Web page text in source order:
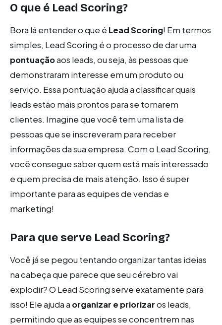
O que é Lead Scoring?
Bora lá entender o que é Lead Scoring! Em termos
simples, Lead Scoring é o processo de dar uma
pontuaçãoaos leads, ou seja, às pessoas que
demonstraram interesse em um produto ou
serviço. Essa pontuação ajuda a classificar quais
leads estão mais prontos para se tornarem
clientes. Imagine que você tem uma lista de
pessoas que se inscreveram para receber
informações da sua empresa. Com o Lead Scoring,
você consegue saber quem está mais interessado
e quem precisa de mais atenção. Isso é super
importante para as equipes de vendas e
marketing!
Para que serve Lead Scoring?
Você já se pegou tentando organizar tantas ideias
na cabeça que parece que seu cérebro vai
explodir? O Lead Scoring serve exatamente para
isso! Ele ajuda a organizar e priorizaros leads,
permitindo que as equipes se concentrem nas